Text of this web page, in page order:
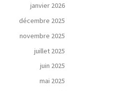
janvier 2026
décembre 2025
novembre 2025
juillet 2025
juin 2025
mai 2025